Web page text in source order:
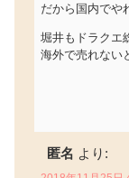
だから国内でや
堀井もドラクエ
海外で売れない
匿名 より: